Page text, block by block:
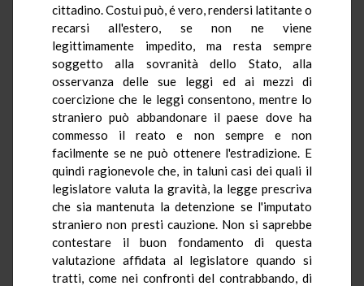
cittadino. Costui può, é vero, rendersi latitante o
recarsi all'estero, se non ne viene
legittimamente impedito, ma resta sempre
soggetto alla sovranità dello Stato, alla
osservanza delle sue leggi ed ai mezzi di
coercizione che le leggi consentono, mentre lo
straniero può abbandonare il paese dove ha
commesso il reato e non sempre e non
facilmente se ne può ottenere l'estradizione. E
quindi ragionevole che, in taluni casi dei quali il
legislatore valuta la gravità, la legge prescriva
che sia mantenuta la detenzione se l'imputato
straniero non presti cauzione. Non si saprebbe
contestare il buon fondamento di questa
valutazione affidata al legislatore quando si
tratti, come nei confronti del contrabbando, di